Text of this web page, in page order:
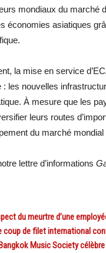
mondiaux du
économies asiatiques
la mise en service
: les nouvelles
À mesure que les
leurs routes
du marché
lettre d’informations
du meurtre d’une
coup de filet international
Music Society